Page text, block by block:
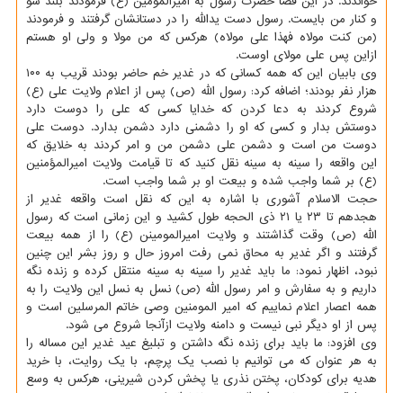
و کنار من بایست. رسول دست یدالله را در دستانشان گرفتند و فرمودند
(من کنت مولاه فهذا علی مولاه) هرکس که من مولا و ولی او هستم
ازاین پس علی مولای اوست.
وی بابیان این که همه کسانی که در غدیر خم حاضر بودند قریب به ۱۰۰
هزار نفر بودند؛ اضافه کرد: رسول الله (ص) پس از اعلام ولایت علی (ع)
شروع کردند به دعا کردن که خدایا کسی که علی را دوست دارد
دوستش بدار و کسی که او را دشمنی دارد دشمن بدارد. دوست علی
دوست من است و دشمن علی دشمن من و امر کردند به خلایق که
این واقعه را سینه به سینه نقل کنید که تا قیامت ولایت امیرالمؤمنین
(ع) بر شما واجب شده و بیعت او بر شما واجب است.
حجت الاسلام آشوری با اشاره به این که نقل است واقعه غدیر از
هجدهم تا ۲۳ یا ۲۱ ذی الحجه طول کشید و این زمانی است که رسول
الله (ص) وقت گذاشتند و ولایت امیرالمومینن (ع) را از همه بیعت
گرفتند و اگر غدیر به محاق نمی رفت امروز حال و روز بشر این چنین
نبود، اظهار نمود: ما باید غدیر را سینه به سینه منتقل کرده و زنده نگه
داریم و به سفارش و امر رسول الله (ص) نسل به نسل این ولایت را به
همه اعصار اعلام نماییم که امیر المومنین وصی خاتم المرسلین است و
پس از او دیگر نبی نیست و دامنه ولایت ازآنجا شروع می شود.
وی افزود: ما باید برای زنده نگه داشتن و تبلیغ عید غدیر این مساله را
به هر عنوان که می توانیم با نصب یک پرچم، با یک روایت، با خرید
هدیه برای کودکان، پختن نذری یا پخش کردن شیرینی، هرکس به وسع